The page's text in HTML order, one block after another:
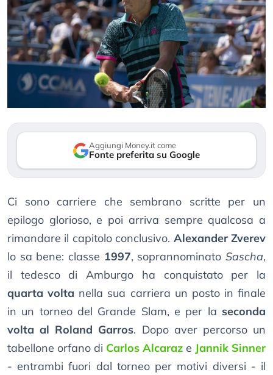
Aggiungi Money.it come
Fonte preferita su Google
Ci sono carriere che sembrano scritte per un
epilogo glorioso, e poi arriva sempre qualcosa a
rimandare il capitolo conclusivo. Alexander Zverev
lo sa bene: classe 1997, soprannominatoSascha,
il tedesco di Amburgo ha conquistato per la
quarta volta nella sua carriera un posto in finale
in un torneo del Grande Slam, e per la seconda
volta al Roland Garros. Dopo aver percorso un
tabellone orfano di Carlos Alcaraz e Jannik Sinner
- entrambi fuori dal torneo per motivi diversi - il